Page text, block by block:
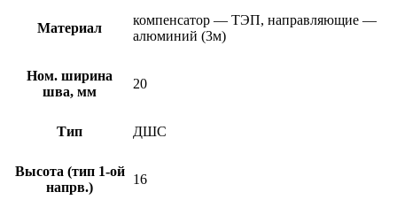
Материал
компенсатор — ТЭП, направляющие —
алюминий (3м)
Ном. ширина
шва, мм
20
Тип ДШС
Высота (тип 1-ой
напрв.)
16